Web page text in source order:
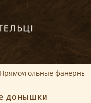
Прямоугольные
донышки